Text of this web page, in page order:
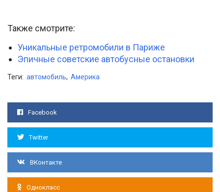
Также смотрите:
Уникальные ретромобили в Париже
Эпичные советские автобусные остановки
Теги: автомобиль, Америка
Facebook
Twitter
ВКонтакте
Однокласс